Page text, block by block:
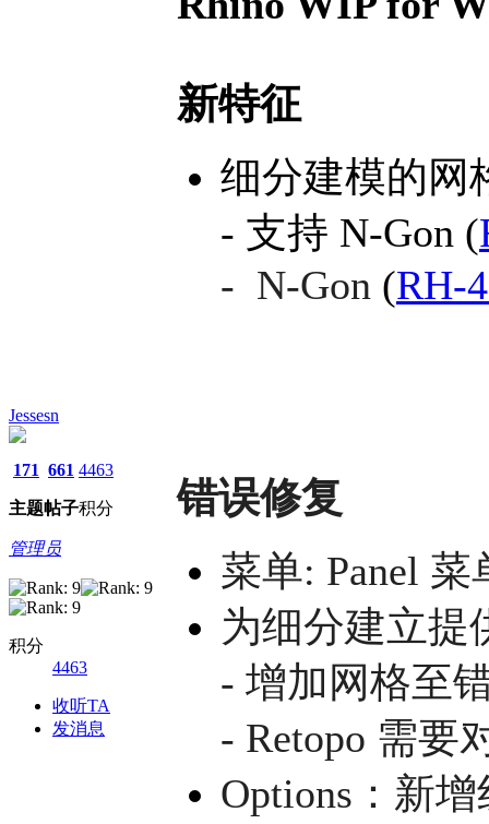
Jessesn
171
主题
661
帖子
4463
积分
管理员
积分
4463
收听TA
发消息
新特征
细分建模的网
- 支持 N-Gon (
- N-Gon (RH-
错误修复
菜单: Panel
为细分建立提
- 增加网格至
- Retopo 需要
Options：新